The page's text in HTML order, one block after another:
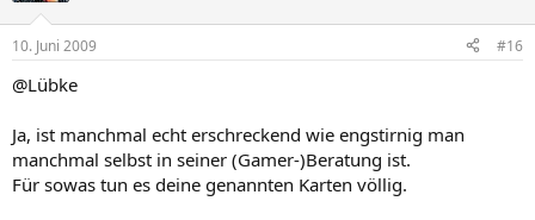
10. Juni 2009 #16
@Lübke
Ja, ist manchmal echt erschreckend wie engstirnig man
manchmal selbst in seiner (Gamer-)Beratung ist.
Für sowas tun es deine genannten Karten völlig.